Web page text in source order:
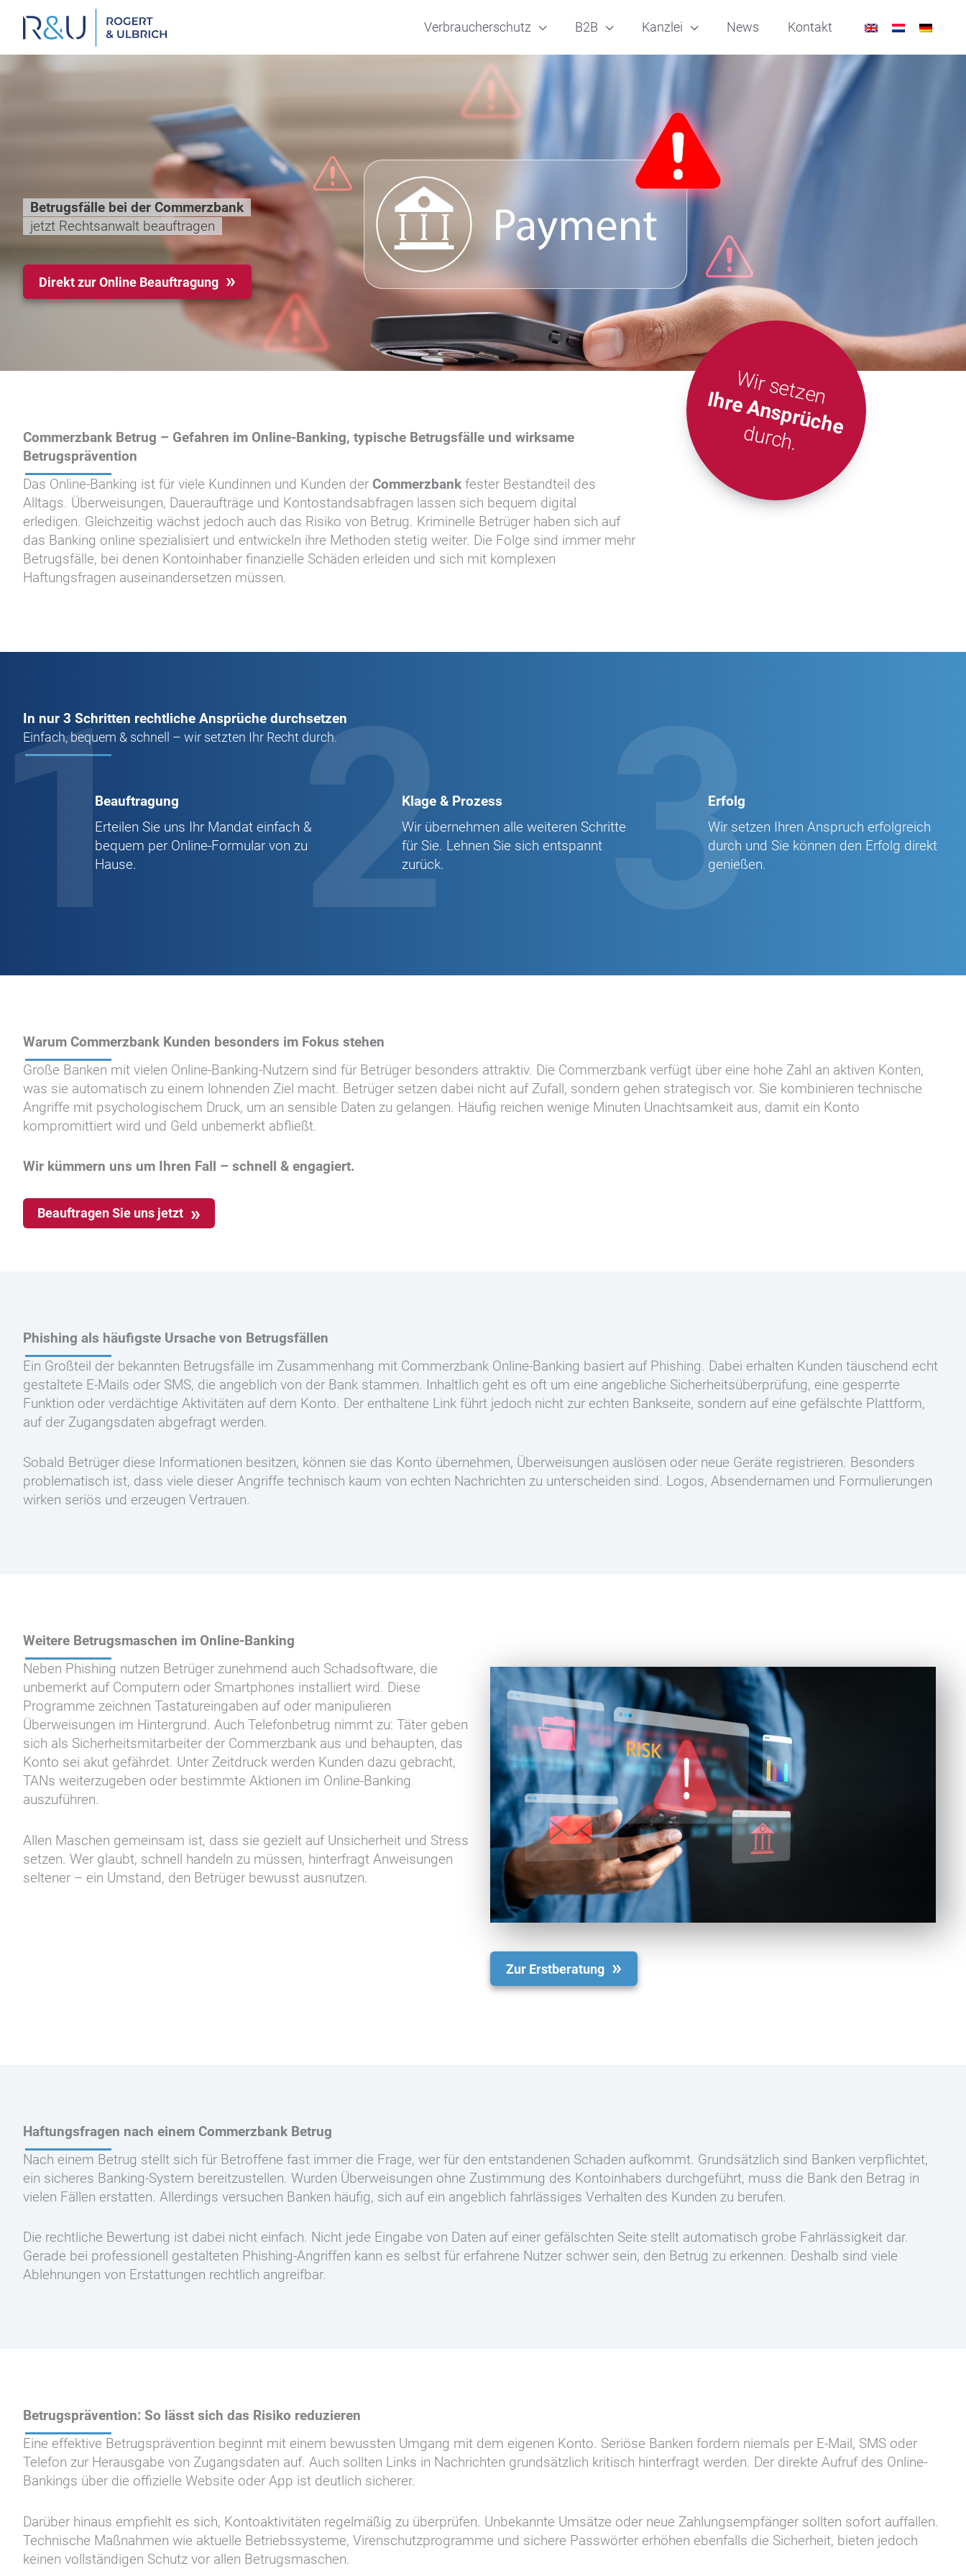
Verbraucherschutz B2B Kanzlei News Kontakt
Betrugsfälle bei der Commerzbank
jetzt Rechtsanwalt beauftragen
Direkt zur Online Beauftragung
Commerzbank Betrug – Gefahren im Online-Banking, typische Betrugsfälle und wirksame
Betrugsprävention
Das Online-Banking ist für viele Kundinnen und Kunden der Commerzbank fester Bestandteil des
Alltags. Überweisungen, Daueraufträge und Kontostandsabfragen lassen sich bequem digital
erledigen. Gleichzeitig wächst jedoch auch das Risiko von Betrug. Kriminelle Betrüger haben sich auf
das Banking online spezialisiert und entwickeln ihre Methoden stetig weiter. Die Folge sind immer mehr
Betrugsfälle, bei denen Kontoinhaber finanzielle Schäden erleiden und sich mit komplexen
Haftungsfragen auseinandersetzen müssen.
Wir setzen
Ihre Ansprüche
durch.
In nur 3 Schritten rechtliche Ansprüche durchsetzen
Einfach, bequem & schnell – wir setzten Ihr Recht durch.
Beauftragung
Erteilen Sie uns Ihr Mandat einfach &
bequem per Online-Formular von zu
Hause.
Klage & Prozess
Wir übernehmen alle weiteren Schritte
für Sie. Lehnen Sie sich entspannt
zurück.
2
Erfolg
Wir setzen Ihren Anspruch erfolgreich
durch und Sie können den Erfolg direkt
genießen.
3
Warum Commerzbank Kunden besonders im Fokus stehen
Große Banken mit vielen Online-Banking-Nutzern sind für Betrüger besonders attraktiv. Die Commerzbank verfügt über eine hohe Zahl an aktiven Konten,
was sie automatisch zu einem lohnenden Ziel macht. Betrüger setzen dabei nicht auf Zufall, sondern gehen strategisch vor. Sie kombinieren technische
Angriffe mit psychologischem Druck, um an sensible Daten zu gelangen. Häufig reichen wenige Minuten Unachtsamkeit aus, damit ein Konto
kompromittiert wird und Geld unbemerkt abfließt.
Wir kümmern uns um Ihren Fall – schnell & engagiert.
Beauftragen Sie uns jetzt
Phishing als häufigste Ursache von Betrugsfällen
Ein Großteil der bekannten Betrugsfälle im Zusammenhang mit Commerzbank Online-Banking basiert auf Phishing. Dabei erhalten Kunden täuschend echt
gestaltete E-Mails oder SMS, die angeblich von der Bank stammen. Inhaltlich geht es oft um eine angebliche Sicherheitsüberprüfung, eine gesperrte
Funktion oder verdächtige Aktivitäten auf dem Konto. Der enthaltene Link führt jedoch nicht zur echten Bankseite, sondern auf eine gefälschte Plattform,
auf der Zugangsdaten abgefragt werden.
Sobald Betrüger diese Informationen besitzen, können sie das Konto übernehmen, Überweisungen auslösen oder neue Geräte registrieren. Besonders
problematisch ist, dass viele dieser Angriffe technisch kaum von echten Nachrichten zu unterscheiden sind. Logos, Absendernamen und Formulierungen
wirken seriös und erzeugen Vertrauen.
Weitere Betrugsmaschen im Online-Banking
Neben Phishing nutzen Betrüger zunehmend auch Schadsoftware, die
unbemerkt auf Computern oder Smartphones installiert wird. Diese
Programme zeichnen Tastatureingaben auf oder manipulieren
Überweisungen im Hintergrund. Auch Telefonbetrug nimmt zu: Täter geben
sich als Sicherheitsmitarbeiter der Commerzbank aus und behaupten, das
Konto sei akut gefährdet. Unter Zeitdruck werden Kunden dazu gebracht,
TANs weiterzugeben oder bestimmte Aktionen im Online-Banking
auszuführen.
Allen Maschen gemeinsam ist, dass sie gezielt auf Unsicherheit und Stress
setzen. Wer glaubt, schnell handeln zu müssen, hinterfragt Anweisungen
seltener – ein Umstand, den Betrüger bewusst ausnutzen.
Zur Erstberatung
Haftungsfragen nach einem Commerzbank Betrug
Nach einem Betrug stellt sich für Betroffene fast immer die Frage, wer für den entstandenen Schaden aufkommt. Grundsätzlich sind Banken verpflichtet,
ein sicheres Banking-System bereitzustellen. Wurden Überweisungen ohne Zustimmung des Kontoinhabers durchgeführt, muss die Bank den Betrag in
vielen Fällen erstatten. Allerdings versuchen Banken häufig, sich auf ein angeblich fahrlässiges Verhalten des Kunden zu berufen.
Die rechtliche Bewertung ist dabei nicht einfach. Nicht jede Eingabe von Daten auf einer gefälschten Seite stellt automatisch grobe Fahrlässigkeit dar.
Gerade bei professionell gestalteten Phishing-Angriffen kann es selbst für erfahrene Nutzer schwer sein, den Betrug zu erkennen. Deshalb sind viele
Ablehnungen von Erstattungen rechtlich angreifbar.
Betrugsprävention: So lässt sich das Risiko reduzieren
Eine effektive Betrugsprävention beginnt mit einem bewussten Umgang mit dem eigenen Konto. Seriöse Banken fordern niemals per E-Mail, SMS oder
Telefon zur Herausgabe von Zugangsdaten auf. Auch sollten Links in Nachrichten grundsätzlich kritisch hinterfragt werden. Der direkte Aufruf des Online-
Bankings über die offizielle Website oder App ist deutlich sicherer.
Darüber hinaus empfiehlt es sich, Kontoaktivitäten regelmäßig zu überprüfen. Unbekannte Umsätze oder neue Zahlungsempfänger sollten sofort auffallen.
Technische Maßnahmen wie aktuelle Betriebssysteme, Virenschutzprogramme und sichere Passwörter erhöhen ebenfalls die Sicherheit, bieten jedoch
keinen vollständigen Schutz vor allen Betrugsmaschen.